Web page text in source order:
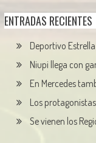
ENTRADAS RECIENTES
Deportivo
Niupi llega con
En Mercedes
Los
Se vienen los